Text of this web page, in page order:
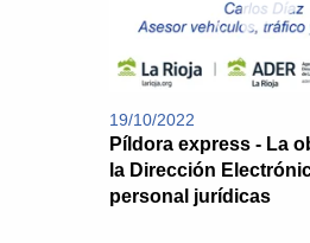
19/10/2022
Píldora express - La
la Dirección
personal jurídicas